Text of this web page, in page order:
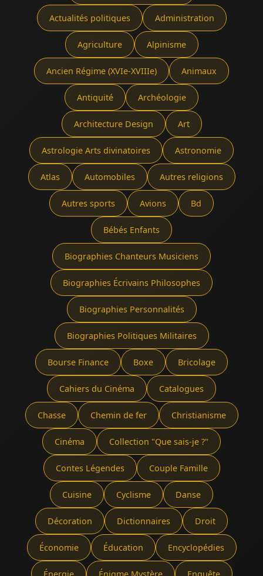
Actualités politiques Administration
Agriculture Alpinisme
Ancien Régime (XVIe-XVIIIe) Animaux
Antiquité Archéologie
Architecture Design Art
Astrologie Arts divinatoires Astronomie
Atlas Automobiles Autres religions
Autres sports Avions Bd
Bébés Enfants
Biographies Chanteurs Musiciens
Biographies Écrivains Philosophes
Biographies Personnalités
Biographies Politiques Militaires
Bourse Finance Boxe Bricolage
Cahiers du Cinéma Catalogues
Chasse Chemin de fer Christianisme
Cinéma Collection "Que sais-je ?"
Contes Légendes Couple Famille
Cuisine Cyclisme Danse
Décoration Dictionnaires Droit
Économie Éducation Encyclopédies